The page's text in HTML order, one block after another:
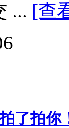
... [查
了拍你